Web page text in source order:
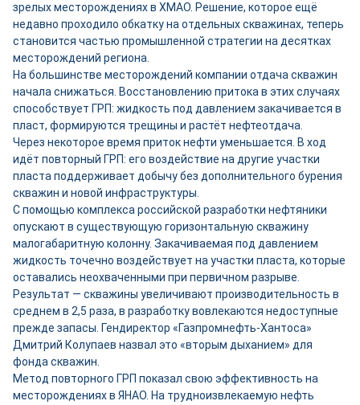
зрелых месторождениях в ХМАО. Решение, которое ещё
недавно проходило обкатку на отдельных скважинах, теперь
становится частью промышленной стратегии на десятках
месторождений региона.
На большинстве месторождений компании отдача скважин
начала снижаться. Восстановлению притока в этих случаях
способствует ГРП: жидкость под давлением закачивается в
пласт, формируются трещины и растёт нефтеотдача.
Через некоторое время приток нефти уменьшается. В ход
идёт повторный ГРП: его воздействие на другие участки
пласта поддерживает добычу без дополнительного бурения
скважин и новой инфраструктуры.
С помощью комплекса российской разработки нефтяники
опускают в существующую горизонтальную скважину
малогабаритную колонну. Закачиваемая под давлением
жидкость точечно воздействует на участки пласта, которые
оставались неохваченными при первичном разрыве.
Результат — скважины увеличивают производительность в
среднем в 2,5 раза, в разработку вовлекаются недоступные
прежде запасы. Гендиректор «Газпромнефть-Хантоса»
Дмитрий Колупаев назвал это «вторым дыханием» для
фонда скважин.
Метод повторного ГРП показал свою эффективность на
месторождениях в ЯНАО. На трудноизвлекаемую нефть